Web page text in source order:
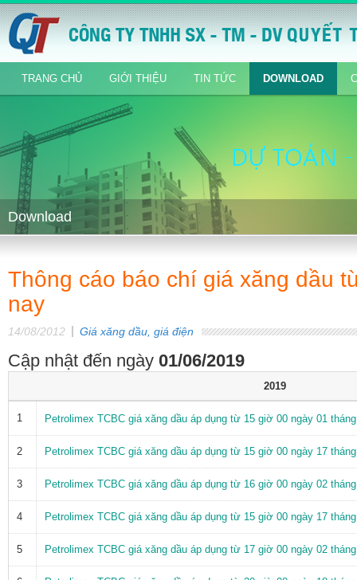
TRANG CHỦ GIỚI THIỆU TIN TỨC DOWNLOAD
Download
Thông cáo báo chí giá xăng dầu
nay
14/08/2012 Giá xăng dầu, giá điện
Cập nhật đến ngày 01/06/2019
2019
1 Petrolimex TCBC giá xăng dầu áp dụng từ 15 giờ 00 ngày 01
2 Petrolimex TCBC giá xăng dầu áp dụng từ 15 giờ 00 ngày 17
3 Petrolimex TCBC giá xăng dầu áp dụng từ 16 giờ 00 ngày 02
4 Petrolimex TCBC giá xăng dầu áp dụng từ 15 giờ 00 ngày 17
5 Petrolimex TCBC giá xăng dầu áp dụng từ 17 giờ 00 ngày 02